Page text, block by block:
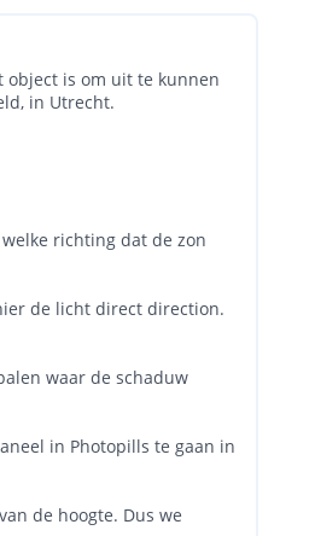
object is om uit te kunnen
in Utrecht.
richting dat de zon
de licht direct direction.
waar de schaduw
in Photopills te gaan in
de hoogte. Dus we